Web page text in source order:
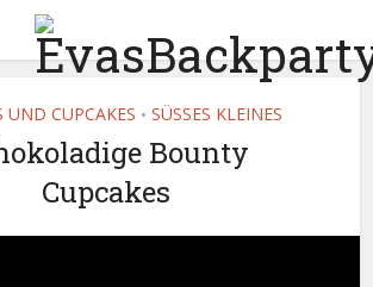
UND CUPCAKES • SÜSSES KLEINES
Bounty
Cupcakes